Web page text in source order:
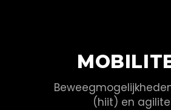
(hiit) en